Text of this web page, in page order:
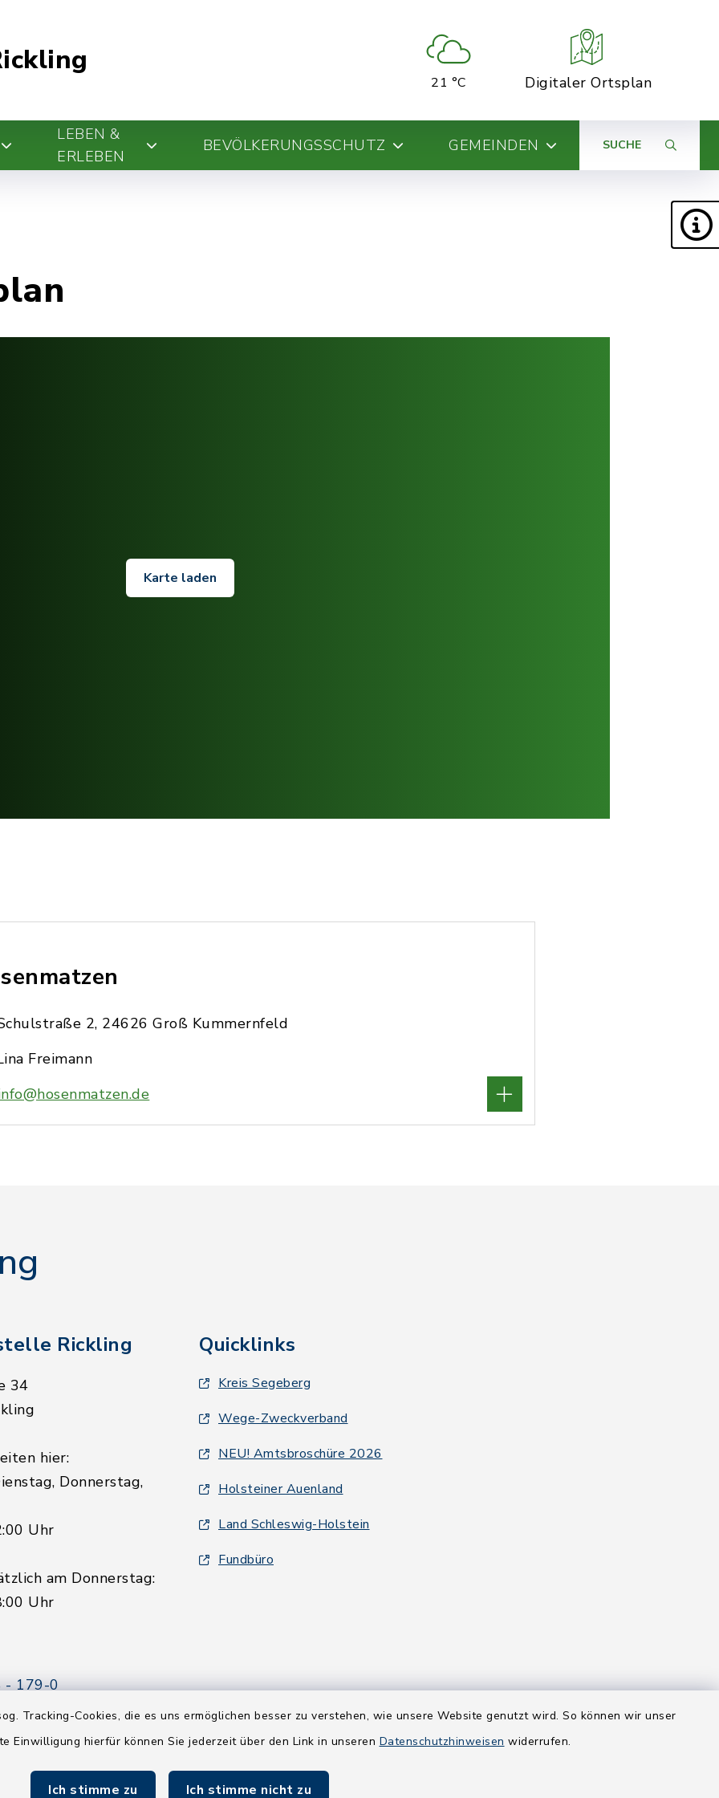
Tracking-Cookies, die es uns ermöglichen besser zu verstehen, wie unsere Website genutzt wird. So können wir unser
Einwilligung hierfür können Sie jederzeit über den Link in unseren Datenschutzhinweisen widerrufen.
Ich stimme zu Ich stimme nicht zu
21 °C Digitaler Ortsplan
LEBEN &
ERLEBEN
BEVÖLKERUNGSSCHUTZ GEMEINDEN SUCHE
Karte laden
2, 24626 Groß Kummernfeld
Freimann
Rickling
34
hier:
Donnerstag,
Uhr
am Donnerstag:
Uhr
- 179-0
- 179-44
boostedt-
Quicklinks
Kreis Segeberg
Wege-Zweckverband
NEU! Amtsbroschüre 2026
Holsteiner Auenland
Land Schleswig-Holstein
Fundbüro